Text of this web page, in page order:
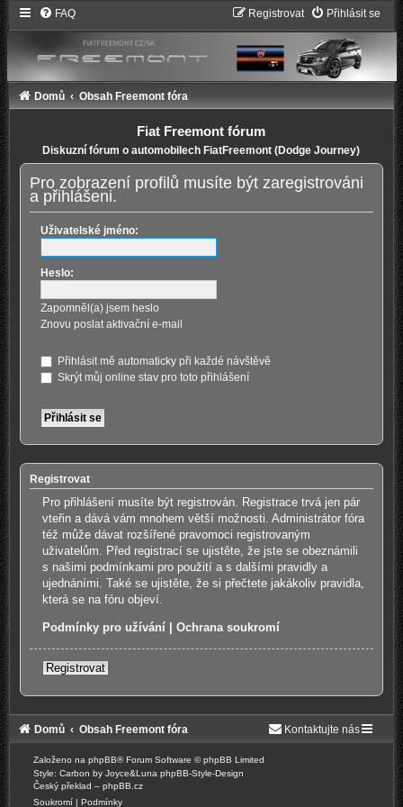
FAQ Přihlásit se
Registrovat
Domů Obsah Freemont fóra
Fiat Freemont fórum
Diskuzní fórum o automobilech FiatFreemont (Dodge Journey)
Pro zobrazení profilů musíte být zaregistrováni
a přihlášeni.
Uživatelské jméno:
Heslo:
Zapomněl(a) jsem heslo
Znovu poslat aktivační e-mail
Přihlásit mě automaticky při každé návštěvě
Skrýt můj online stav pro toto přihlášení
Registrovat
Pro přihlášení musíte být registrován. Registrace trvá jen pár
vteřin a dává vám mnohem větší možnosti. Administrátor fóra
též může dávat rozšířené pravomoci registrovaným
uživatelům. Před registrací se ujistěte, že jste se obeznámili
s našimi podmínkami pro použití a s dalšími pravidly a
ujednáními. Také se ujistěte, že si přečtete jakákoliv pravidla,
která se na fóru objeví.
Podmínky pro užívání |Ochrana soukromí
Registrovat
Domů Obsah Freemont fóra Kontaktujte nás
Založeno na phpBB® Forum Software © phpBB Limited
Style: Carbon by Joyce&Luna phpBB-Style-Design
Český překlad – phpBB.cz
Soukromí | Podmínky